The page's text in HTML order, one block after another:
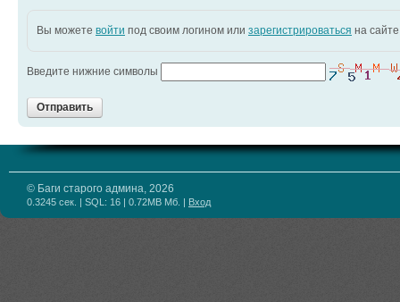
Вы можете войти под своим логином или зарегистрироваться на
Введите нижние символы
Отправить
© Баги старого админа, 2026
0.3245 сек. | SQL: 16 | 0.72MB Мб. | Вход